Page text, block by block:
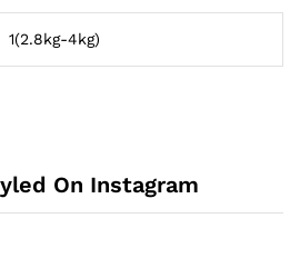
1(2.8kg-4kg)
On Instagram